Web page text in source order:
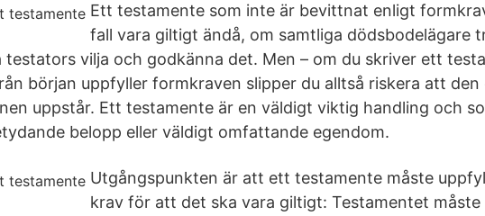
Ett testamente som inte är bevittnat enligt
fall vara giltigt ändå, om samtliga dödsbodelägare
testators vilja och godkänna det. Men – om du skriver ett
början uppfyller formkraven slipper du alltså riskera att den
uppstår. Ett testamente är en väldigt viktig handling och
belopp eller väldigt omfattande egendom.
Utgångspunkten är att ett testamente måste
krav för att det ska vara giltigt: Testamentet